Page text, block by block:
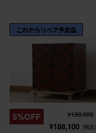
これからリペア予定品
5%OFF ¥198,000
¥188,100 (税込)